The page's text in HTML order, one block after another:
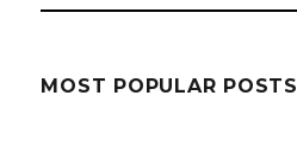
MOST POPULAR POSTS